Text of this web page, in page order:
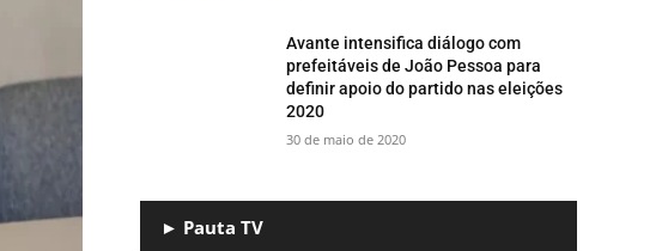
Avante intensifica diálogo com
prefeitáveis de João Pessoa para
definir apoio do partido nas eleições
2020
30 de maio de 2020
► Pauta TV